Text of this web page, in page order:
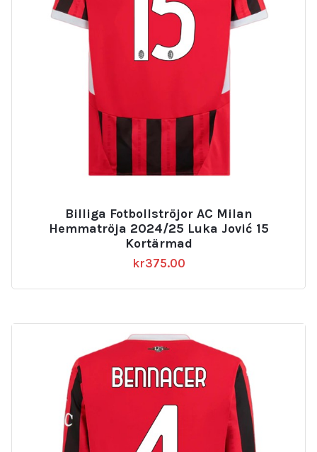
Billiga Fotbollströjor AC Milan
Hemmatröja 2024/25 Luka Jović 15
Kortärmad
kr375.00